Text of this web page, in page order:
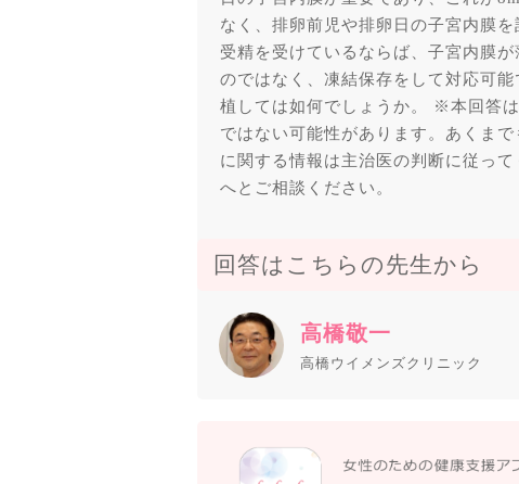
なく、排卵前児や排卵日の子宮内膜
受精を受けているならば、子宮内膜
のではなく、凍結保存をして対応可
植しては如何でしょうか。 ※本回答
ではない可能性があります。あくま
に関する情報は主治医の判断に従っ
へとご相談ください。
回答はこちらの先生から
高橋敬一
高橋ウイメンズクリニック